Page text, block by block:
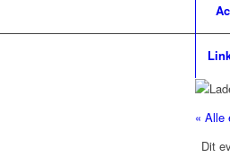
« Alle
Dit